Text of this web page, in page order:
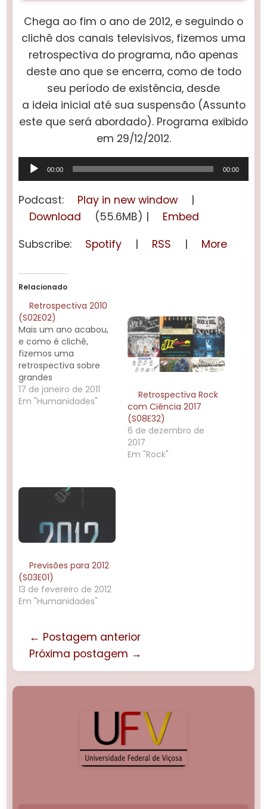
Chega ao fim o ano de 2012, e seguindo o
clichê dos canais televisivos, fizemos uma
retrospectiva do programa, não apenas
deste ano que se encerra, como de todo
seu período de existência, desde
a ideia inicial até sua suspensão (Assunto
este que será abordado). Programa exibido
em 29/12/2012.
Tocador
de
áudio
00:00 00:00
Podcast: Play in new window
|
Download
(55.6MB) |
Embed
Subscribe:
Spotify | RSS | More
Relacionado
Retrospectiva 2010
(S02E02)
Mais um ano acabou,
e como é clichê,
fizemos uma
retrospectiva sobre
grandes
acontecimentos da
ciência e do mundo
17 de janeiro de 2011
Em "Humanidades"
Retrospectiva Rock
com Ciência 2017
(S08E32)
6 de dezembro de
2017
Em "Rock"
Previsões para 2012
(S03E01)
13 de fevereiro de 2012
Em "Humanidades"
← Postagem anterior
Próxima postagem →